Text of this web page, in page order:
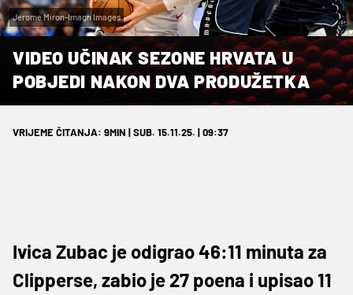
Jerome Miron-Imagn Images
VIDEO UČINAK SEZONE HRVATA U
POBJEDI NAKON DVA PRODUŽETKA
VRIJEME ČITANJA: 9MIN | SUB. 15.11.25. | 09:37
Ivica Zubac je odigrao 46:11 minuta za
Clipperse, zabio je 27 poena i upisao 11